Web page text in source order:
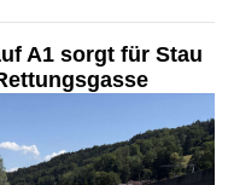
A1 sorgt für Stau